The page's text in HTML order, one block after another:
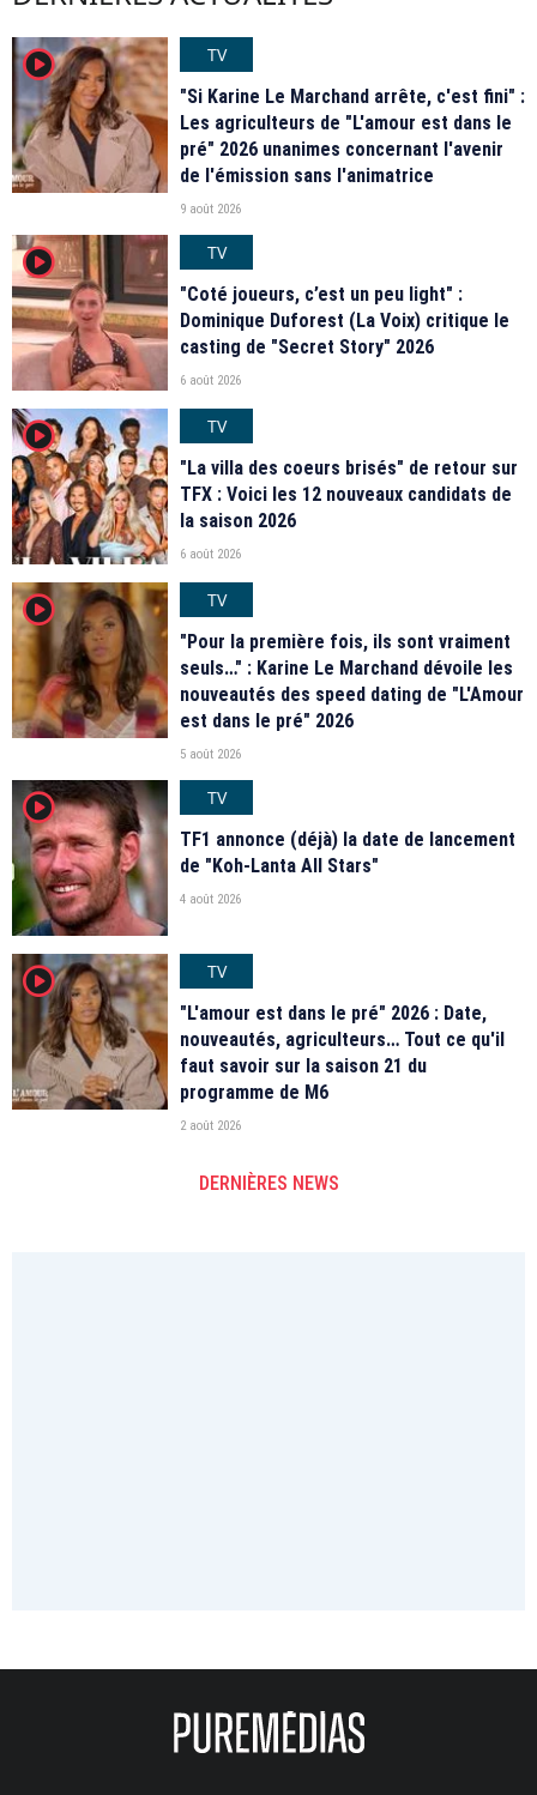
player2
TV
"Si Karine Le Marchand arrête, c'est fini" :
Les agriculteurs de "L'amour est dans le
pré" 2026 unanimes concernant l'avenir
de l'émission sans l'animatrice
9 août 2026
player2
TV
"Coté joueurs, c’est un peu light" :
Dominique Duforest (La Voix) critique le
casting de "Secret Story" 2026
6 août 2026
player2
TV
"La villa des coeurs brisés" de retour sur
TFX : Voici les 12 nouveaux candidats de
la saison 2026
6 août 2026
player2
TV
"Pour la première fois, ils sont vraiment
seuls…" : Karine Le Marchand dévoile les
nouveautés des speed dating de "L'Amour
est dans le pré" 2026
5 août 2026
player2
TV
TF1 annonce (déjà) la date de lancement
de "Koh-Lanta All Stars"
4 août 2026
player2
TV
"L'amour est dans le pré" 2026 : Date,
nouveautés, agriculteurs… Tout ce qu'il
faut savoir sur la saison 21 du
programme de M6
2 août 2026
DERNIÈRES NEWS